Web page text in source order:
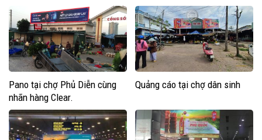
Pano tại chợ Phủ Diễn cùng
nhãn hàng Clear.
Quảng cáo tại chợ dân sinh